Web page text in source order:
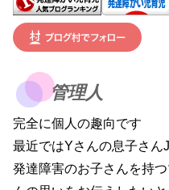
管理人
完全に個人の趣向です
最近ではYさんの息子さん
発達障害のお子さんを持